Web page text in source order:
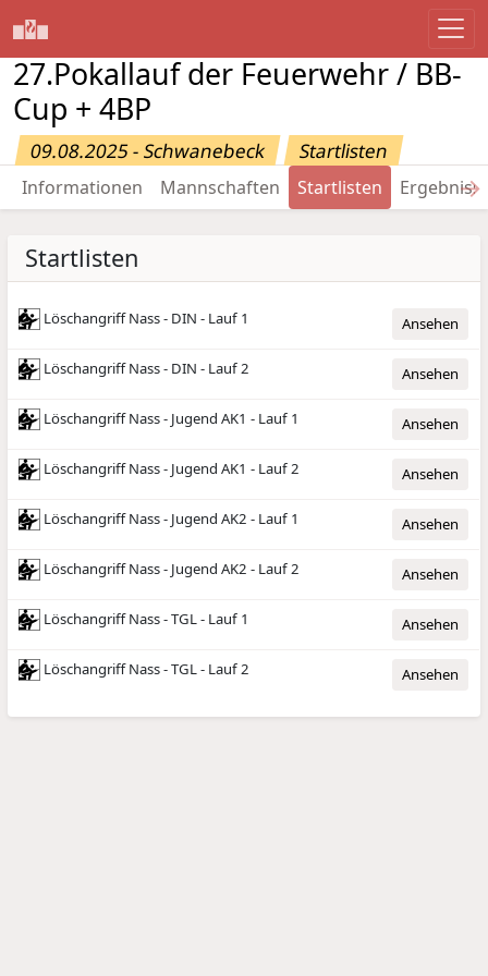
27.Pokallauf der Feuerwehr / BB-
Cup + 4BP
09.08.2025 - Schwanebeck Startlisten
Informationen Mannschaften Startlisten →
Startlisten
Löschangriff Nass - DIN - Lauf 1 Ansehen
Löschangriff Nass - DIN - Lauf 2 Ansehen
Löschangriff Nass - Jugend AK1 - Lauf 1 Ansehen
Löschangriff Nass - Jugend AK1 - Lauf 2 Ansehen
Löschangriff Nass - Jugend AK2 - Lauf 1 Ansehen
Löschangriff Nass - Jugend AK2 - Lauf 2 Ansehen
Löschangriff Nass - TGL - Lauf 1 Ansehen
Löschangriff Nass - TGL - Lauf 2 Ansehen